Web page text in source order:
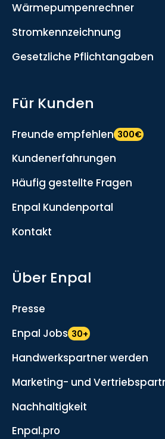
Wärmepumpenrechner
Stromkennzeichnung
Gesetzliche Pflichtangaben
Für Kunden
Freunde empfehlen 300€
Kundenerfahrungen
Häufig gestellte Fragen
Enpal Kundenportal
Kontakt
Über Enpal
Presse
Enpal Jobs 30+
Handwerkspartner werden
Marketing- und
Nachhaltigkeit
Enpal.pro